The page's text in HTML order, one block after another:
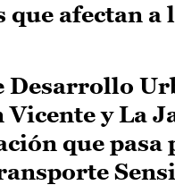
que afectan a
Desarrollo
Vicente y La
que